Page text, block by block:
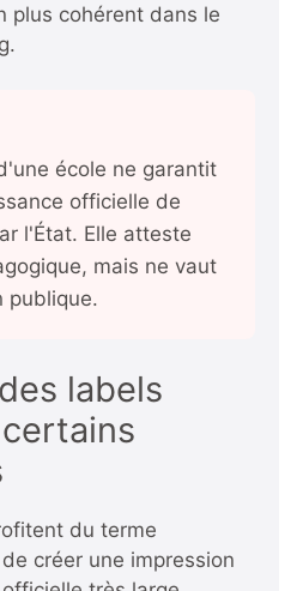
plus cohérent dans le
école ne garantit
officielle de
l'État. Elle atteste
mais ne vaut
publique.
labels
du terme
créer une impression